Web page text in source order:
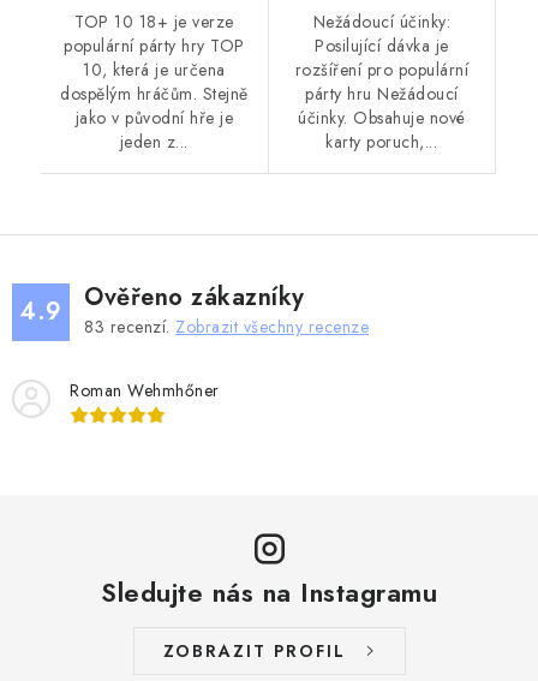
TOP 10 18+ je verze
populární párty hry TOP
10, která je určena
dospělým hráčům. Stejně
jako v původní hře je
jeden z...
Nežádoucí účinky:
Posilující dávka je
rozšíření pro populární
párty hru Nežádoucí
účinky. Obsahuje nové
karty poruch,...
4.9 Ověřeno zákazníky
83 recenzí. Zobrazit všechny recenze
Roman Wehmhőner
Sledujte nás na Instagramu
ZOBRAZIT PROFIL